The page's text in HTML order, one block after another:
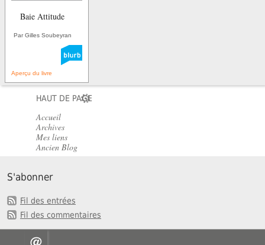
Baie Attitude
Par Gilles Soubeyran
Aperçu du livre
HAUT DE PAGE
Accueil
Archives
Mes liens
Ancien Blog
S'abonner
Fil des entrées
Fil des commentaires